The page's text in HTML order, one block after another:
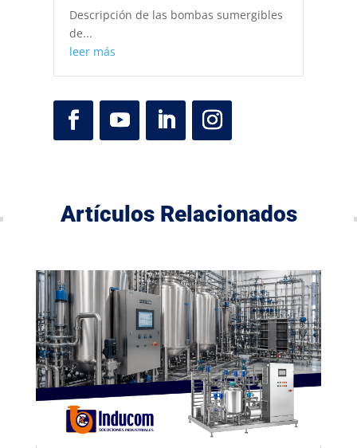
Descripción de las bombas sumergibles
de...
leer más
Artículos Relacionados